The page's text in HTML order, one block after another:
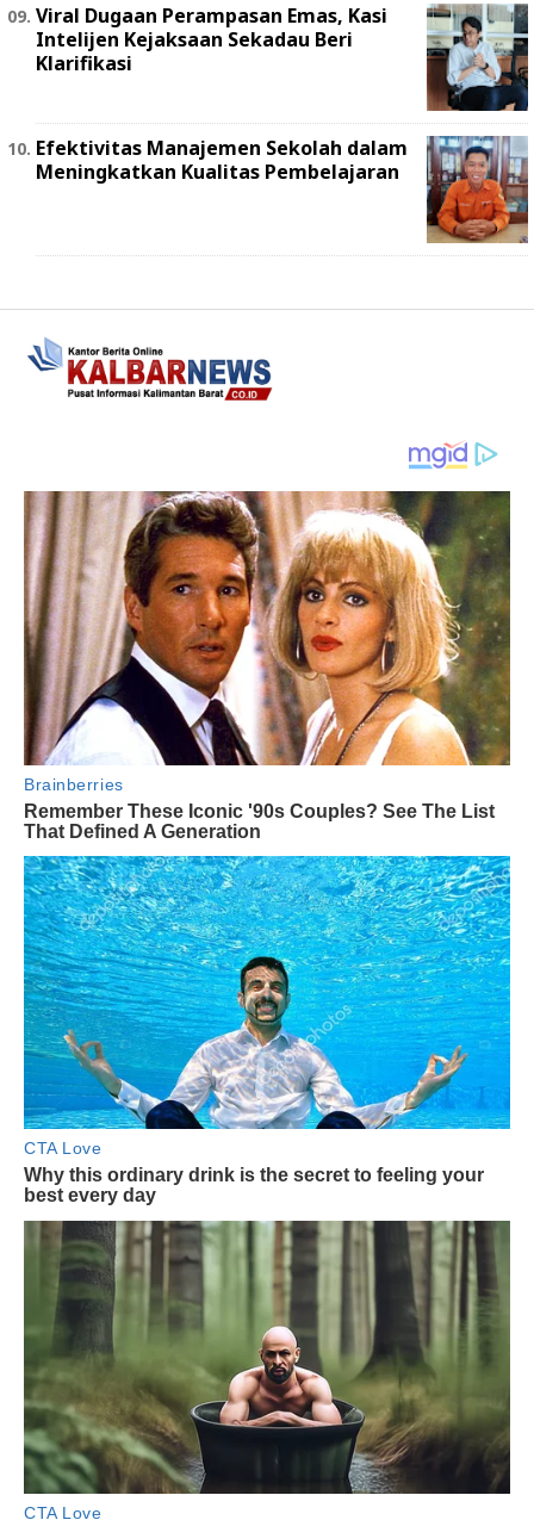
Viral Dugaan Perampasan Emas, Kasi
Intelijen Kejaksaan Sekadau Beri
Klarifikasi
Efektivitas Manajemen Sekolah dalam
Meningkatkan Kualitas Pembelajaran